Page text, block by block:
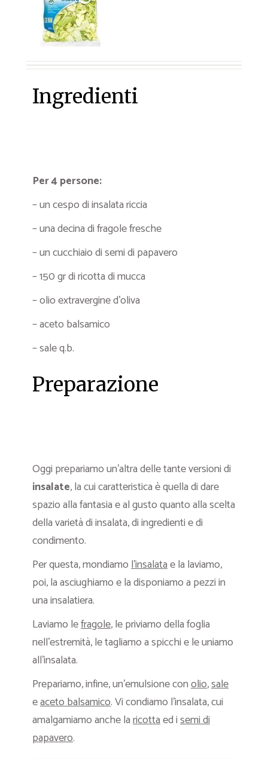
Ingredienti
Per 4 persone:
– un cespo di insalata riccia
– una decina di fragole fresche
– un cucchiaio di semi di papavero
– 150 gr di ricotta di mucca
– olio extravergine d’oliva
– aceto balsamico
– sale q.b.
Preparazione
Oggi prepariamo un’altra delle tante versioni di
insalate, la cui caratteristica è quella di dare
spazio alla fantasia e al gusto quanto alla scelta
della varietà di insalata, di ingredienti e di
condimento.
Per questa, mondiamol’insalatae la laviamo,
poi, la asciughiamo e la disponiamo a pezzi in
una insalatiera.
Laviamo lefragole, le priviamo della foglia
nell’estremità, le tagliamo a spicchi e le uniamo
all’insalata.
Prepariamo, infine, un’emulsione conolio,sale
eaceto balsamico. Vi condiamo l’insalata, cui
amalgamiamo anche laricottaed isemi di
papavero.